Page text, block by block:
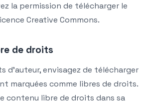
la permission de télécharger le
Creative Commons.
de droits
d’auteur, envisagez de télécharger
marquées comme libres de droits.
contenu libre de droits dans sa